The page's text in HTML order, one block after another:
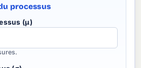
processus
(μ)